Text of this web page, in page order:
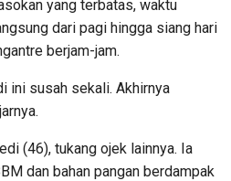
yang terbatas, waktu
dari pagi hingga siang hari
berjam-jam.
ini susah sekali. Akhirnya
(46), tukang ojek lainnya. Ia
dan bahan pangan berdampak